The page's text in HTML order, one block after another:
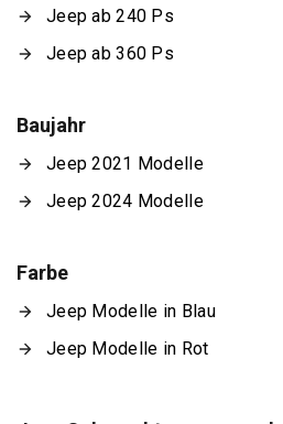
Jeep ab 240 Ps
Jeep ab 360 Ps
Baujahr
Jeep 2021 Modelle
Jeep 2024 Modelle
Farbe
Jeep Modelle in Blau
Jeep Modelle in Rot